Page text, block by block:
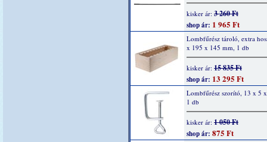
kisker ár: 3 260 Ft
shop ár: 1 965 Ft
Lombfűrész tároló, extra
x 195 x 145 mm, 1 db
kisker ár: 15 835 Ft
shop ár: 13 295 Ft
Lombfűrész szorító, 13 x 5
1 db
kisker ár: 1 050 Ft
shop ár: 875 Ft